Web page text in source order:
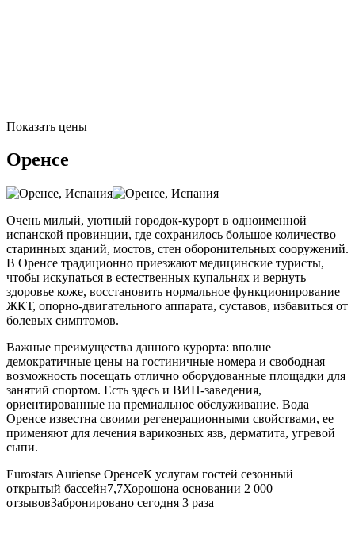
Показать цены
Оренсе
Очень милый, уютный городок-курорт в одноименной
испанской провинции, где сохранилось большое количество
старинных зданий, мостов, стен оборонительных сооружений.
В Оренсе традиционно приезжают медицинские туристы,
чтобы искупаться в естественных купальнях и вернуть
здоровье коже, восстановить нормальное функционирование
ЖКТ, опорно-двигательного аппарата, суставов, избавиться от
болевых симптомов.
Важные преимущества данного курорта: вполне
демократичные цены на гостиничные номера и свободная
возможность посещать отлично оборудованные площадки для
занятий спортом. Есть здесь и ВИП-заведения,
ориентированные на премиальное обслуживание. Вода
Оренсе известна своими регенерационными свойствами, ее
применяют для лечения варикозных язв, дерматита, угревой
сыпи.
Eurostars Auriense ОренсеК услугам гостей сезонный
открытый бассейн7,7Хорошона основании 2 000
отзывовЗабронировано сегодня 3 раза